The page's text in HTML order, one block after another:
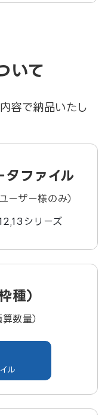
いて
容で納品いたし
種）
数量）
ル
タファイル
ーザー様のみ）
シリーズ